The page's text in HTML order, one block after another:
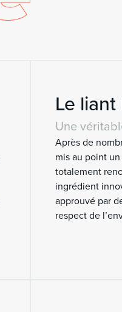
Le
Une
Après de
mis au point
totalement
ingrédient
approuvé par
respect de